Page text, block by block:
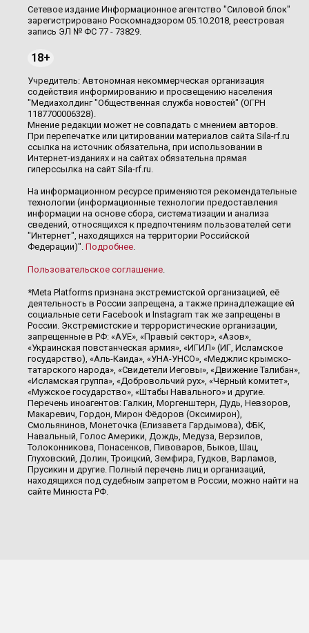
Сетевое издание Информационное агентство "Силовой блок"
зарегистрировано Роскомнадзором 05.10.2018, реестровая
запись ЭЛ № ФС 77 - 73829.
18+
Учредитель: Автономная некоммерческая организация
содействия информированию и просвещению населения
"Медиахолдинг "Общественная служба новостей" (ОГРН
1187700006328).
Мнение редакции может не совпадать с мнением авторов.
При перепечатке или цитировании материалов сайта Sila-rf.ru
ссылка на источник обязательна, при использовании в
Интернет-изданиях и на сайтах обязательна прямая
гиперссылка на сайт Sila-rf.ru.
На информационном ресурсе применяются рекомендательные
технологии (информационные технологии предоставления
информации на основе сбора, систематизации и анализа
сведений, относящихся к предпочтениям пользователей сети
"Интернет", находящихся на территории Российской
Федерации)". Подробнее.
Пользовательское соглашение.
*Meta Platforms признана экстремистской организацией, её
деятельность в России запрещена, а также принадлежащие ей
социальные сети Facebook и Instagram так же запрещены в
России. Экстремистские и террористические организации,
запрещенные в РФ: «АУЕ», «Правый сектор», «Азов»,
«Украинская повстанческая армия», «ИГИЛ» (ИГ, Исламское
государство), «Аль-Каида», «УНА-УНСО», «Меджлис крымско-
татарского народа», «Свидетели Иеговы», «Движение Талибан»,
«Исламская группа», «Добровольчий рух», «Чёрный комитет»,
«Мужское государство», «Штабы Навального» и другие.
Перечень иноагентов: Галкин, Моргенштерн, Дудь, Невзоров,
Макаревич, Гордон, Мирон Фёдоров (Оксимирон),
Смольянинов, Монеточка (Елизавета Гардымова), ФБК,
Навальный, Голос Америки, Дождь, Медуза, Верзилов,
Толоконникова, Понасенков, Пивоваров, Быков, Шац,
Глуховский, Долин, Троицкий, Земфира, Гудков, Варламов,
Прусикин и другие. Полный перечень лиц и организаций,
находящихся под судебным запретом в России, можно найти на
сайте Минюста РФ.